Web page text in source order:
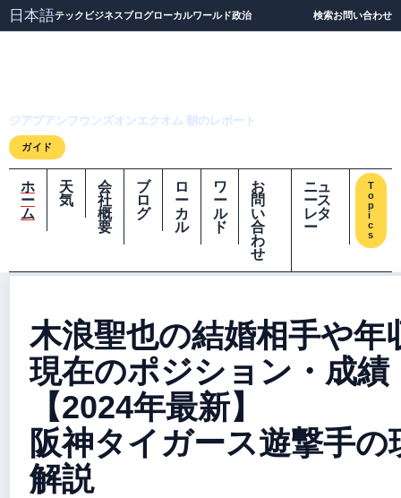
日本語テック ビジネスブログローカルワールド政治 検索お問い合わせ
ジアプアンフウンズオンエクオム 朝のレポート
ガイド
ホ
ー
ム
天
気
会
社
概
要
ブ
ロ
グ
ロ
ー
カ
ル
ワ
ー
ル
ド
お
問
い
合
わ
せ
ニュ
ース
レタ
ー
T
o
p
i
c
s
木浪聖也の結婚相手や年
現在のポジション・成績
【2024年最新】
阪神タイガース遊撃手の
解説